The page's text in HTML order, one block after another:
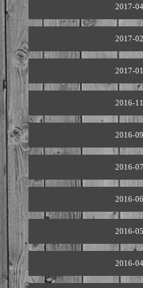
2017-04
2017-02
2017-01
2016-11
2016-09
2016-07
2016-06
2016-05
2016-04